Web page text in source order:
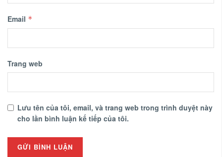
Email *
Trang web
Lưu tên của tôi, email, và trang web trong trình duyệt này
cho lần bình luận kế tiếp của tôi.